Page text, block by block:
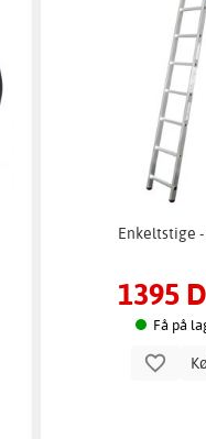
Enkeltstige
1395
Få på